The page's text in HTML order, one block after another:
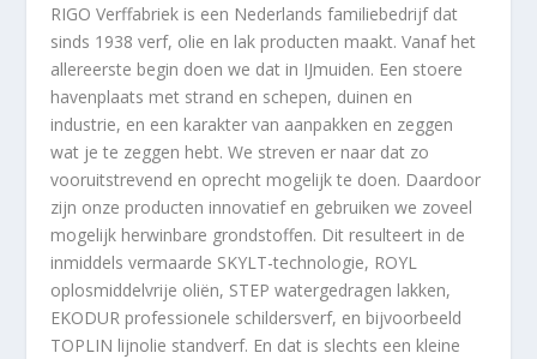
RIGO Verffabriek is een Nederlands familiebedrijf dat
sinds 1938 verf, olie en lak producten maakt. Vanaf het
allereerste begin doen we dat in IJmuiden. Een stoere
havenplaats met strand en schepen, duinen en
industrie, en een karakter van aanpakken en zeggen
wat je te zeggen hebt. We streven er naar dat zo
vooruitstrevend en oprecht mogelijk te doen. Daardoor
zijn onze producten innovatief en gebruiken we zoveel
mogelijk herwinbare grondstoffen. Dit resulteert in de
inmiddels vermaarde SKYLT-technologie, ROYL
oplosmiddelvrije oliën, STEP watergedragen lakken,
EKODUR professionele schildersverf, en bijvoorbeeld
TOPLIN lijnolie standverf. En dat is slechts een kleine